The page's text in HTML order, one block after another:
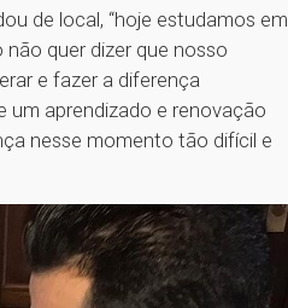
de local, “hoje estudamos em
quer dizer que nosso
e fazer a diferença
aprendizado e renovação
nesse momento tão difícil e